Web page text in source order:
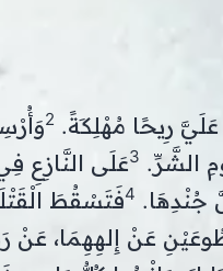
رِيحًا مُهْلِكَةً. 2
الشَّرِّ. 3عَلَى النَّازِعِ
جُنْدِهَا. 4فَتَسْقُطَ
عَنْ إِلهِهِمَا، عَنْ